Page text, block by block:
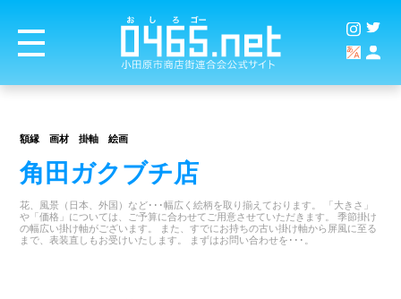
額縁 画材 掛軸 絵画
角田ガクブチ店
花、風景（日本、外国）など･･･幅広く絵柄を取り揃えております。 「大きさ」
や「価格」については、ご予算に合わせてご用意させていただきます。 季節掛け
の幅広い掛け軸がございます。 また、すでにお持ちの古い掛け軸から屏風に至る
まで、表装直しもお受けいたします。 まずはお問い合わせを･･･。